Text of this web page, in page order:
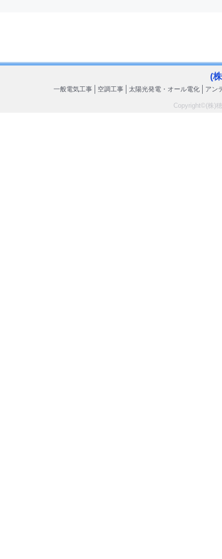
(
一般電気工事 空調工事 太陽光発電・オール電化 アン
Copyright©(株)